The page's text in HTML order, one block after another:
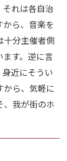
れは各自治
ら、音楽を
十分主催者側
す。逆に言
近にそうい
から、気軽に
、我が街のホ